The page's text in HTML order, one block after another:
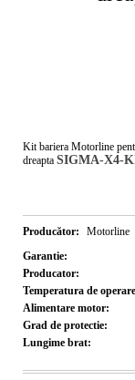
Kit bariera Motorline
dreapta SIGMA-X4-
Producător:
Motorline
Garantie:
Producator:
Temperatura de
Alimentare motor:
Grad de protectie:
Lungime brat: